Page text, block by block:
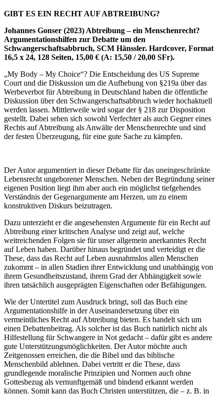
GIBT ES EIN RECHT AUF ABTREIBUNG?
Johannes Gonser (2023) Abtreibung – ein Menschenrecht?
Argumentationshilfen zur Debatte um den
Schwangerschaftsabbruch, SCM Hänssler. Hardcover, Format
16,5 x 24, 128 Seiten, 15,00 € (A: 15,50 / 20,00 SFr).
„My Body – My Choice“? Die Entscheidung des US Supreme
Court und die Diskussion um die Aufhebung von §219a über das
Werbeverbot für Abtreibung in Deutschland haben die öffentliche
Diskussion über den Schwangerschaftsabbruch wieder hochaktuell
werden lassen. Mittlerweile wird sogar der § 218 zur Disposition
gestellt. Dabei sehen sich sowohl Verfechter als auch Gegner eines
Rechts auf Abtreibung als Anwälte der Menschenrechte und sind
der festen Überzeugung, für eine gute Sache zu kämpfen.
Der Autor argumentiert in dieser Debatte für das uneingeschränkte
Lebensrecht ungeborener Menschen. Neben der Begründung seiner
eigenen Position liegt ihm aber auch ein möglichst tiefgehendes
Verständnis der Gegenargumente am Herzen, um zu einem
konstruktiven Diskurs beizutragen.
Dazu unterzieht er die angesehensten Argumente für ein Recht auf
Abtreibung einer kritischen Analyse und zeigt auf, welche
weitreichenden Folgen sie für unser allgemein anerkanntes Recht
auf Leben haben. Darüber hinaus begründet und verteidigt er die
These, dass das Recht auf Leben ausnahmslos allen Menschen
zukommt – in allen Stadien ihrer Entwicklung und unabhängig von
ihrem Gesundheitszustand, ihrem Grad der Abhängigkeit sowie
ihren tatsächlich ausgeprägten Eigenschaften oder Befähigungen.
Wie der Untertitel zum Ausdruck bringt, soll das Buch eine
Argumentationshilfe in der Auseinandersetzung über ein
vermeintliches Recht auf Abtreibung bieten. Es handelt sich um
einen Debattenbeitrag. Als solcher ist das Buch natürlich nicht als
Hilfestellung für Schwangere in Not gedacht – dafür gibt es andere
gute Unterstützungsmöglichkeiten. Der Autor möchte auch
Zeitgenossen erreichen, die die Bibel und das biblische
Menschenbild ablehnen. Dabei vertritt er die These, dass
grundlegende moralische Prinzipien und Normen auch ohne
Gottesbezug als vernunftgemäß und bindend erkannt werden
können. Somit kann das Buch Christen unterstützen, die – z. B. in